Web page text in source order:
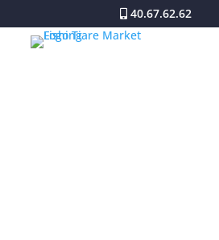
40.67.62.62